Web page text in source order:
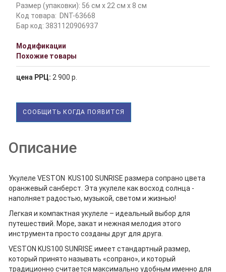
Размер (упаковки): 56 см x 22 см x 8 см
Код товара: DNT-63668
Бар код: 3831120906937
Модификации
Похожие товары
цена РРЦ: 2 900 р.
СООБЩИТЬ КОГДА ПОЯВИТСЯ
Описание
Укулеле VESTON KUS100 SUNRISE размера сопрано цвета
оранжевый санберст. Эта укулеле как восход солнца -
наполняет радостью, музыкой, светом и жизнью!
Легкая и компактная укулеле – идеальный выбор для
путешествий. Море, закат и нежная мелодия этого
инструмента просто созданы друг для друга.
VESTON KUS100 SUNRISE имеет стандартный размер,
который принято называть «сопрано», и который
традиционно считается максимально удобным именно для